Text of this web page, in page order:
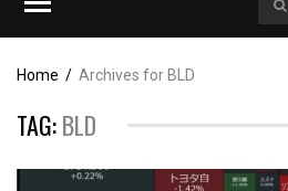
Home / Archives for BLD
TAG:BLD